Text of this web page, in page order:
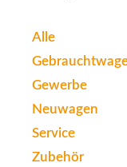
Alle
Gewerbe
Neuwagen
Service
Zubehör